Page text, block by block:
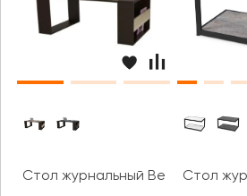
Стол журнальный BeautyStyle 25
Стол